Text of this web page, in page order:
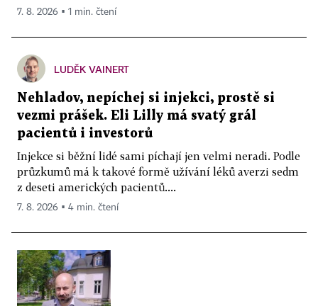
7. 8. 2026 ▪ 1 min. čtení
LUDĚK VAINERT
Nehladov, nepíchej si injekci, prostě si
vezmi prášek. Eli Lilly má svatý grál
pacientů i investorů
Injekce si běžní lidé sami píchají jen velmi neradi. Podle
průzkumů má k takové formě užívání léků averzi sedm
z deseti amerických pacientů....
7. 8. 2026 ▪ 4 min. čtení